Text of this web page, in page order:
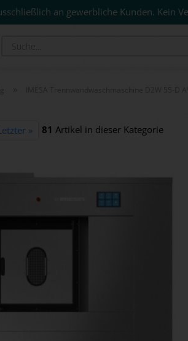
an gewerbliche Kunden. Kein
» 81 Artikel in dieser Kategorie